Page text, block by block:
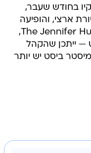
בחודש שעבר,
ארצי, והופיעה
בתוכניות The Jennifer Hudson Show, TODAY,
— ייתכן שהקהל
ביסט יש יותר